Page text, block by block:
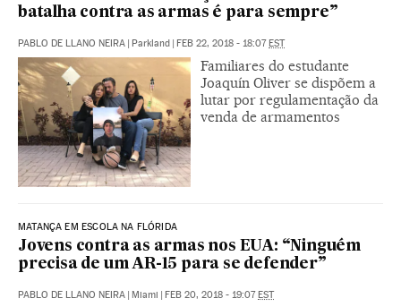
batalha contra as armas é para sempre”
PABLO DE LLANO NEIRA | Parkland | FEB 22, 2018 - 18:07EST
Familiares do estudante
Joaquín Oliver se dispõem a
lutar por regulamentação da
venda de armamentos
MATANÇA EM ESCOLA NA FLÓRIDA
Jovens contra as armas nos EUA: “Ninguém
precisa de um AR-15 para se defender”
PABLO DE LLANO NEIRA | Miami | FEB 20, 2018 - 19:07EST